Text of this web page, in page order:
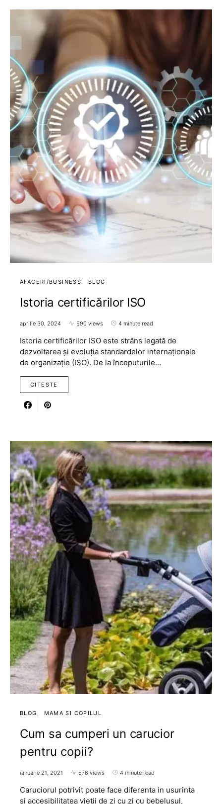
AFACERI/BUSINESS BLOG
Istoria certificărilor ISO
aprilie 30, 2024 590 views 4 minute read
Istoria certificărilor ISO este strâns legată de
dezvoltarea și evoluția standardelor internaționale
de organizație (ISO). De la începuturile…
CITESTE
BLOG MAMA SI COPILUL
Cum sa cumperi un carucior
pentru copii?
ianuarie 21, 2021 576 views 4 minute read
Caruciorul potrivit poate face diferenta in usurinta
si accesibilitatea vietii de zi cu zi cu bebelusul,